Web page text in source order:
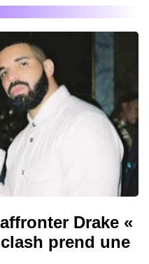
Drake «
prend une